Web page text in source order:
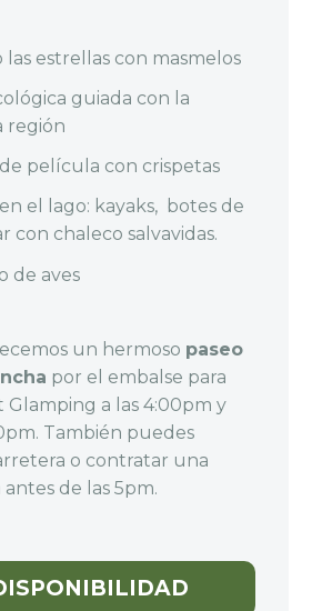
estrellas con masmelos
guiada con la
región
película con crispetas
el lago: kayaks, botes de
con chaleco salvavidas.
de aves
un hermoso paseo
por el embalse para
Glamping a las 4:00pm y
También puedes
o contratar una
antes de las 5pm.